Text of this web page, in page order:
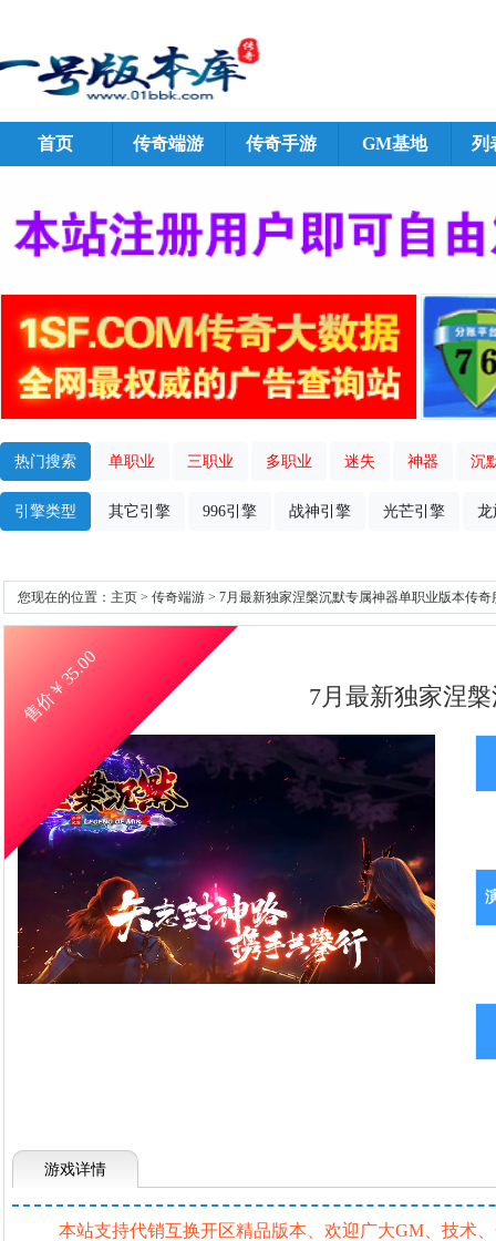
首页 传奇端游 传奇手游 GM基地 列
热门搜索 单职业 三职业 多职业 迷失 神器 沉
引擎类型 其它引擎 996引擎 战神引擎 光芒引擎 龙
您现在的位置： 主页 > 传奇端游 > 7月最新独家涅槃沉默专属神器单职业版本传
售价￥
35.00
7月最新独家涅
游戏详情
本站支持代销互换开区精品版本、欢迎广大GM、技术